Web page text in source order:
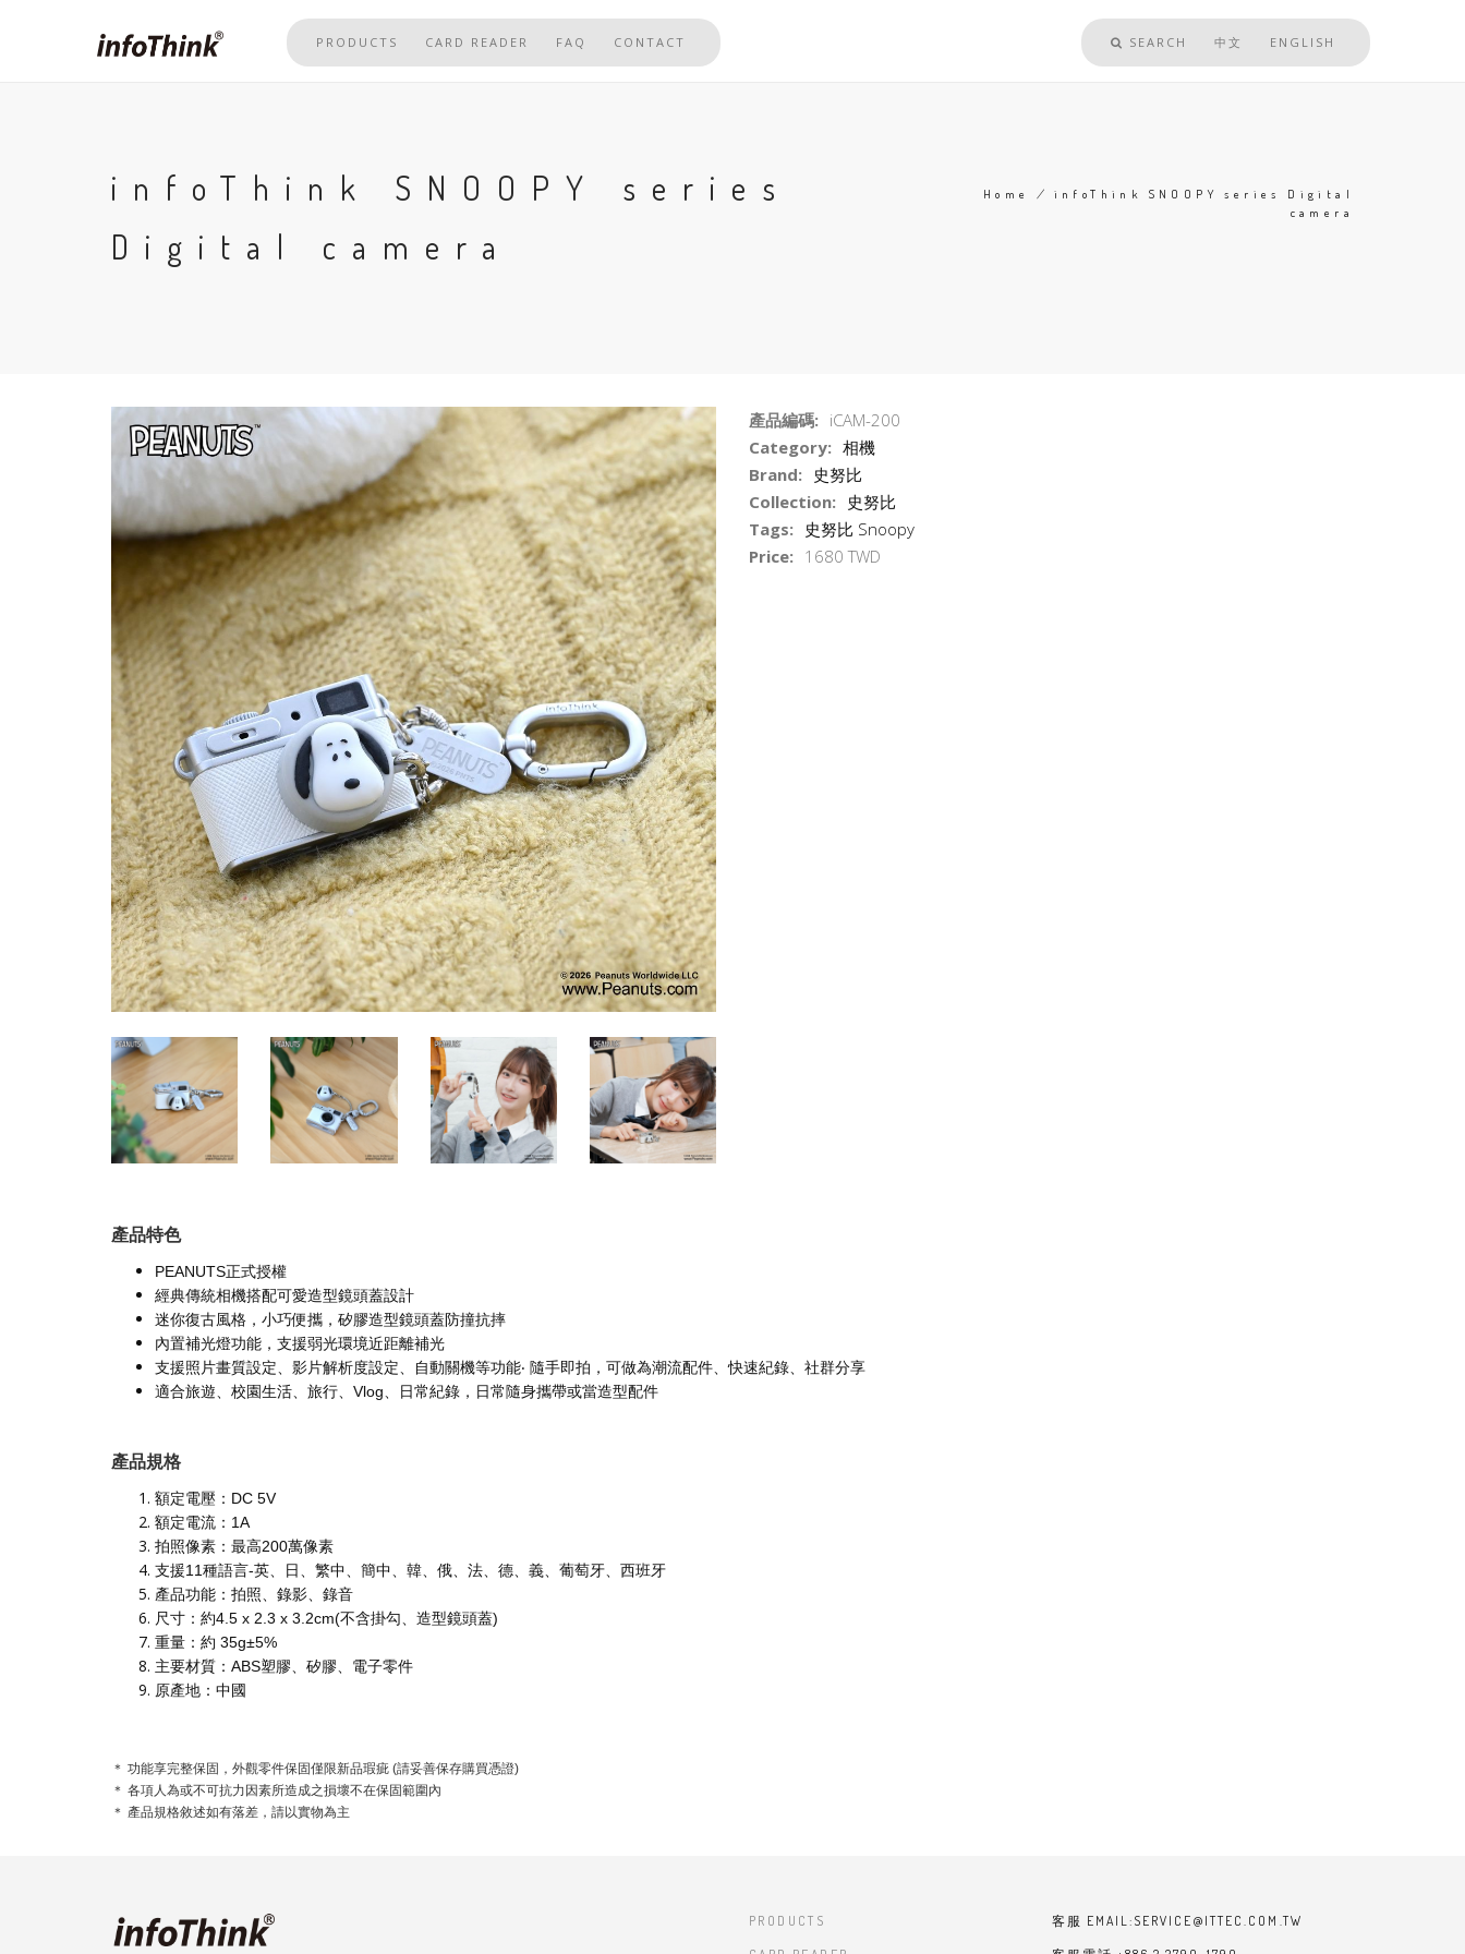
PRODUCTS CARD READER FAQ CONTACT SEARCH 中文 ENGLISH
infoThink SNOOPY series
Digital camera
Home / infoThink SNOOPY series Digital
camera
產品編碼: iCAM-200
Category: 相機
Brand:
史努比
Collection:
史努比
Tags:
史努比 Snoopy
Price: 1680 TWD
產品特色
PEANUTS正式授權
經典傳統相機搭配可愛造型鏡頭蓋設計
迷你復古風格，小巧便攜，矽膠造型鏡頭蓋防撞抗摔
內置補光燈功能，支援弱光環境近距離補光
支援照片畫質設定、影片解析度設定、自動關機等功能‧ 隨手即拍，可做為潮流配件、快速紀錄、社群分享
適合旅遊、校園生活、旅行、Vlog、日常紀錄，日常隨身攜帶或當造型配件
產品規格
額定電壓：DC 5V
額定電流：1A
拍照像素：最高200萬像素
支援11種語言-英、日、繁中、簡中、韓、俄、法、德、義、葡萄牙、西班牙
產品功能：拍照、錄影、錄音
尺寸：約4.5 x 2.3 x 3.2cm(不含掛勾、造型鏡頭蓋)
重量：約 35g±5%
主要材質：ABS塑膠、矽膠、電子零件
原產地：中國
＊ 功能享完整保固，外觀零件保固僅限新品瑕疵 (請妥善保存購買憑證)
＊ 各項人為或不可抗力因素所造成之損壞不在保固範圍內
＊ 產品規格敘述如有落差，請以實物為主
PRODUCTS 客服 EMAIL:SERVICE@ITTEC.COM.TW